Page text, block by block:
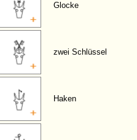
Glocke
zwei Schlüssel
Haken